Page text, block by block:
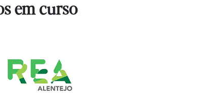
em curso